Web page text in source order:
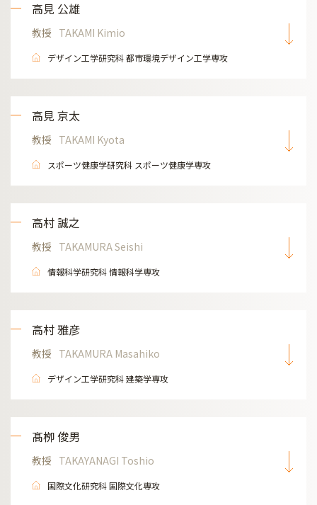
高見 公雄
教授 TAKAMI Kimio
デザイン工学研究科 都市環境デザイン工学専攻
高見 京太
教授 TAKAMI Kyota
スポーツ健康学研究科 スポーツ健康学専攻
高村 誠之
教授 TAKAMURA Seishi
情報科学研究科 情報科学専攻
高村 雅彦
教授 TAKAMURA Masahiko
デザイン工学研究科 建築学専攻
髙栁 俊男
教授 TAKAYANAGI Toshio
国際文化研究科 国際文化専攻